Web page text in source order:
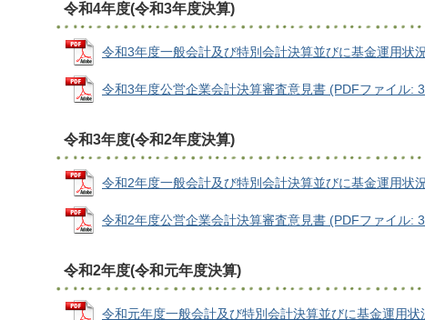
令和4年度(令和3年度決算)
令和3年度一般会計及び特別会計決算並びに基金運用状
令和3年度公営企業会計決算審査意見書 (PDFファイル:
令和3年度(令和2年度決算)
令和2年度一般会計及び特別会計決算並びに基金運用状
令和2年度公営企業会計決算審査意見書 (PDFファイル:
令和2年度(令和元年度決算)
令和元年度一般会計及び特別会計決算並びに基金運用